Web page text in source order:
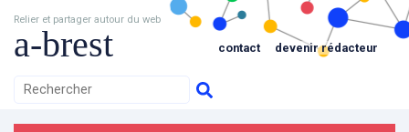
Relier et partager autour du web
a-brest contact devenir rédacteur